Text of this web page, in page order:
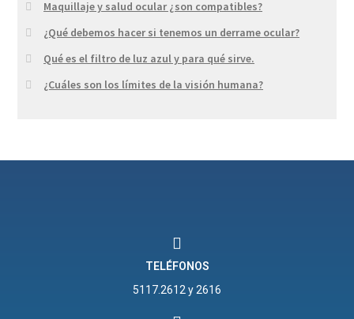
Maquillaje y salud ocular ¿son compatibles?
¿Qué debemos hacer si tenemos un derrame ocular?
Qué es el filtro de luz azul y para qué sirve.
¿Cuáles son los límites de la visión humana?
TELÉFONOS
5117.2612 y 2616